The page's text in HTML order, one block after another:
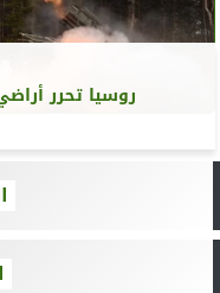
روسيا تحرر